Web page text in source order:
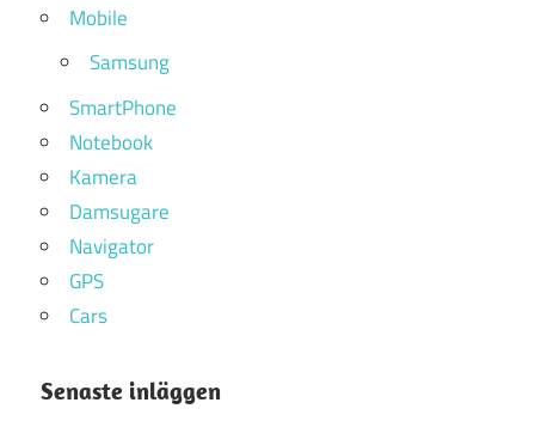
Mobile
Samsung
SmartPhone
Notebook
Kamera
Damsugare
Navigator
GPS
Cars
Senaste inläggen